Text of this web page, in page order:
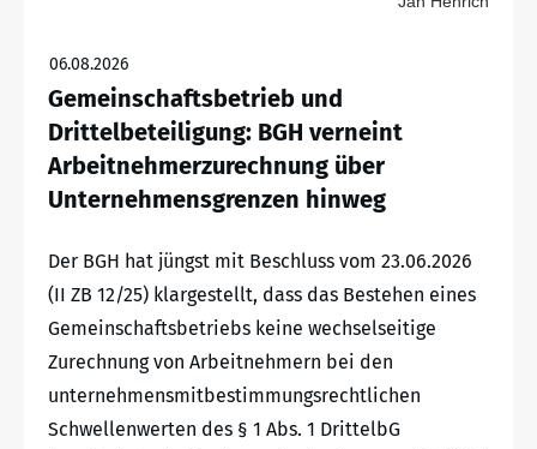
06.08.2026
Gemeinschaftsbetrieb und
Drittelbeteiligung: BGH verneint
Arbeitnehmerzurechnung über
Unternehmensgrenzen hinweg
Der BGH hat jüngst mit Beschluss vom 23.06.2026
(II ZB 12/25) klargestellt, dass das Bestehen eines
Gemeinschaftsbetriebs keine wechselseitige
Zurechnung von Arbeitnehmern bei den
unternehmensmitbestimmungsrechtlichen
Schwellenwerten des § 1 Abs. 1 DrittelbG